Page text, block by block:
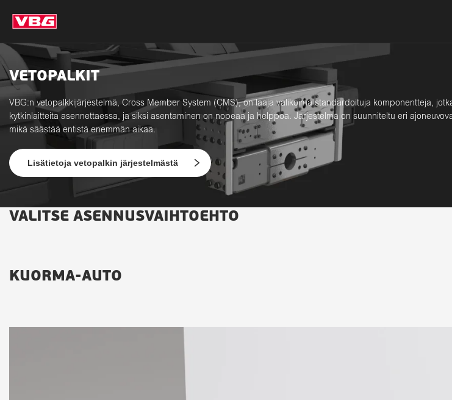
VETOPALKIT
VBG:n vetopalkkijärjestelmä, Cross Member System (CMS), on laaja valikoima standardoituja komponentteja,
kytkinlaitteita asennettaessa, ja siksi asentaminen on nopeaa ja helppoa. Järjestelmä on suunniteltu eri
mikä säästää entistä enemmän aikaa.
Lisätietoja vetopalkin järjestelmästä
VALITSE ASENNUSVAIHTOEHTO
KUORMA-AUTO